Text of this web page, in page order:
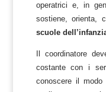
operatrici e, in
sostiene, orienta,
scuole
Il coordinatore
costante con i
conoscere il